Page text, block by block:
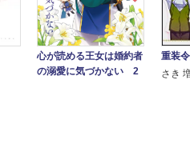
心が読める王女は婚約者
の溺愛に気づかない 2
重装
さき